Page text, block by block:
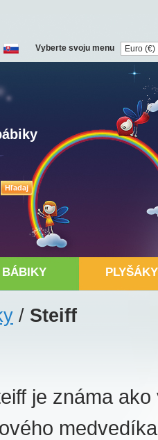
Hľadaj
Vyberte svoju menu
BÁBIKY PLYŠÁKY
/ Steiff
je známa